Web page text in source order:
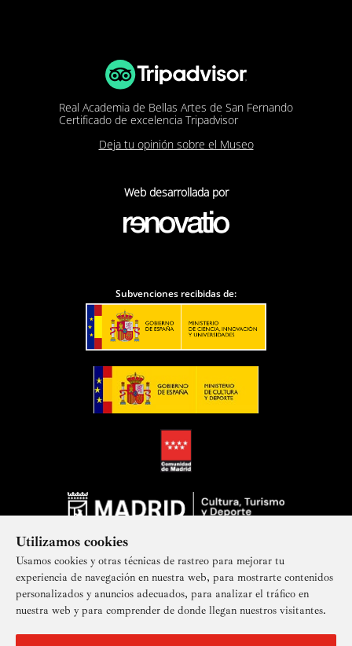
Utilizamos cookies
Usamos cookies y otras técnicas de rastreo para mejorar tu
experiencia de navegación en nuestra web, para mostrarte contenidos
personalizados y anuncios adecuados, para analizar el tráfico en
nuestra web y para comprender de donde llegan nuestros visitantes.
Real Academia de Bellas Artes de San Fernando
Certificado de excelencia Tripadvisor
Deja tu opinión sobre el Museo
Web desarrollada por
Subvenciones recibidas de:
Suscríbete a nuestra newsletter